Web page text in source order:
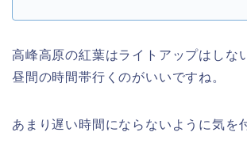
高峰高原の紅葉はライトアップはしな
昼間の時間帯行くのがいいですね。
あまり遅い時間にならないように気を